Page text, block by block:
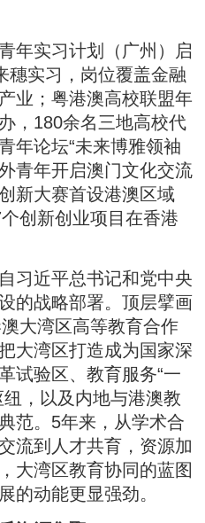
实习计划（广州）启
穗实习，岗位覆盖金融
业；粤港澳高校联盟年
，180余名三地高校代
年论坛“未来博雅领袖
青年开启澳门文化交流
新大赛首设港澳区域
创新创业项目在香港
近平总书记和党中央
的战略部署。顶层擘画
大湾区高等教育合作
大湾区打造成为国家深
试验区、教育服务“一
，以及内地与港澳教
范。5年来，从学术合
流到人才共育，资源加
大湾区教育协同的蓝图
的动能更显强劲。